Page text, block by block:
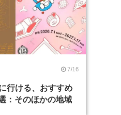
7/16
行ける、おすすめ
：そのほかの地域